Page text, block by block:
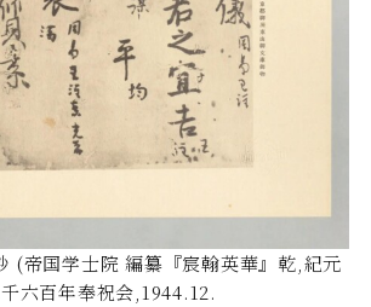
帝国学士院 編纂『宸翰英華』乾,紀元
六百年奉祝会,1944.12.